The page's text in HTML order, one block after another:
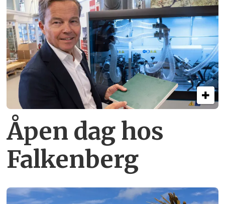
Åpen dag hos
Falkenberg